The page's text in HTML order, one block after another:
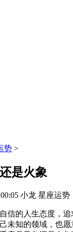
势 >
是火象
小龙 星座运势
信的人生态度，
未知的领域，也